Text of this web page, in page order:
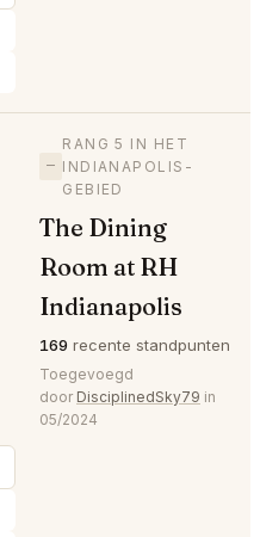
—
RANG 5 IN HET
INDIANAPOLIS-
GEBIED
The Dining
Room at RH
Indianapolis
169 recente standpunten
Toegevoegd
door DisciplinedSky79 in
05/2024